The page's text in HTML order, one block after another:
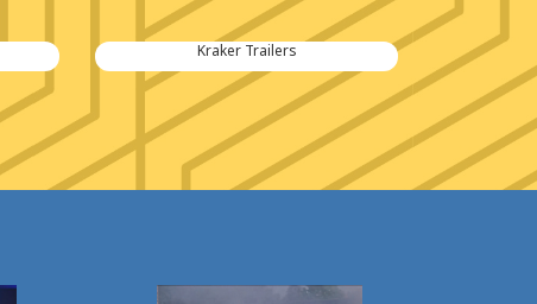
Kraker Trailers